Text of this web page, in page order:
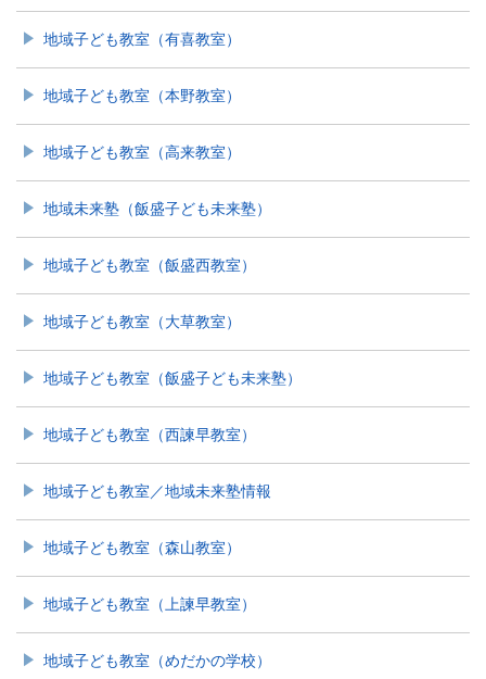
地域子ども教室（有喜教室）
地域子ども教室（本野教室）
地域子ども教室（高来教室）
地域未来塾（飯盛子ども未来塾）
地域子ども教室（飯盛西教室）
地域子ども教室（大草教室）
地域子ども教室（飯盛子ども未来塾）
地域子ども教室（西諫早教室）
地域子ども教室／地域未来塾情報
地域子ども教室（森山教室）
地域子ども教室（上諫早教室）
地域子ども教室（めだかの学校）